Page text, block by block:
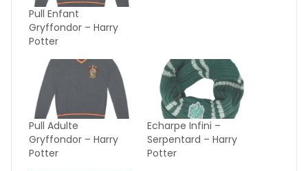
Pull Enfant
Gryffondor – Harry
Potter
Pull Adulte
Gryffondor – Harry
Potter
Echarpe Infini –
Serpentard – Harry
Potter